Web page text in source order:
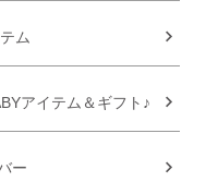
ム
アイテム＆ギフト♪
ー